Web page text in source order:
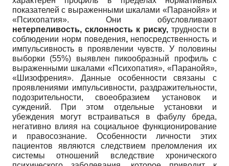
показателей с выраженными шкалами «Паранойя» и
«Психопатия». Они обусловливают
нетерпеливость, склонность к риску, трудности в
соблюдении норм поведения, непосредственность и
импульсивность в проявлении чувств. У половины
выборки (55%) выявлен пикообразный профиль с
выраженными шкалами «Психопатия», «Паранойя»,
«Шизофрения». Данные особенности связаны с
проявлениями импульсивности, раздражительности,
подозрительности, своеобразием установок и
суждений. При этом отдельные установки и
убеждения могут встраиваться в фабулу бреда,
негативно влияя на социальное функционирование
и правосознание. Особенности личности этих
пациентов являются следствием преломления их
системы отношений вследствие хронического